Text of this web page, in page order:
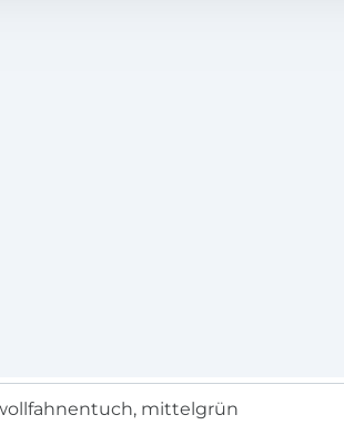
mittelgrün